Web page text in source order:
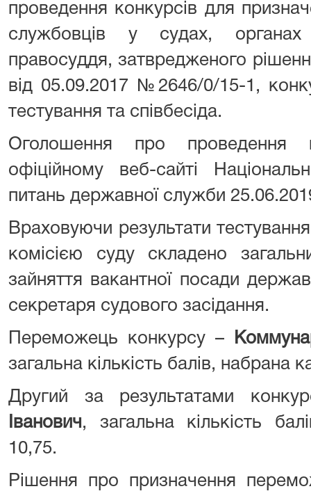
проведення конкурсів для
службовців у судах,
правосуддя, затвредженого
від 05.09.2017 №2646/0/15-1,
тестування та співбесіда.
Оголошення про проведення
офіційному веб-сайті
питань державної служби
Враховуючи результати
комісією суду складено
зайняття вакантної посади
секретаря судового засідання.
Переможець конкурсу –
загальна кількість балів, набрана
Другий за результатами
Іванович, загальна кількість
10,75.
Рішення про призначення